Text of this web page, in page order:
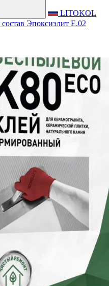
LITOKOL
Эпоксиэлит E.02